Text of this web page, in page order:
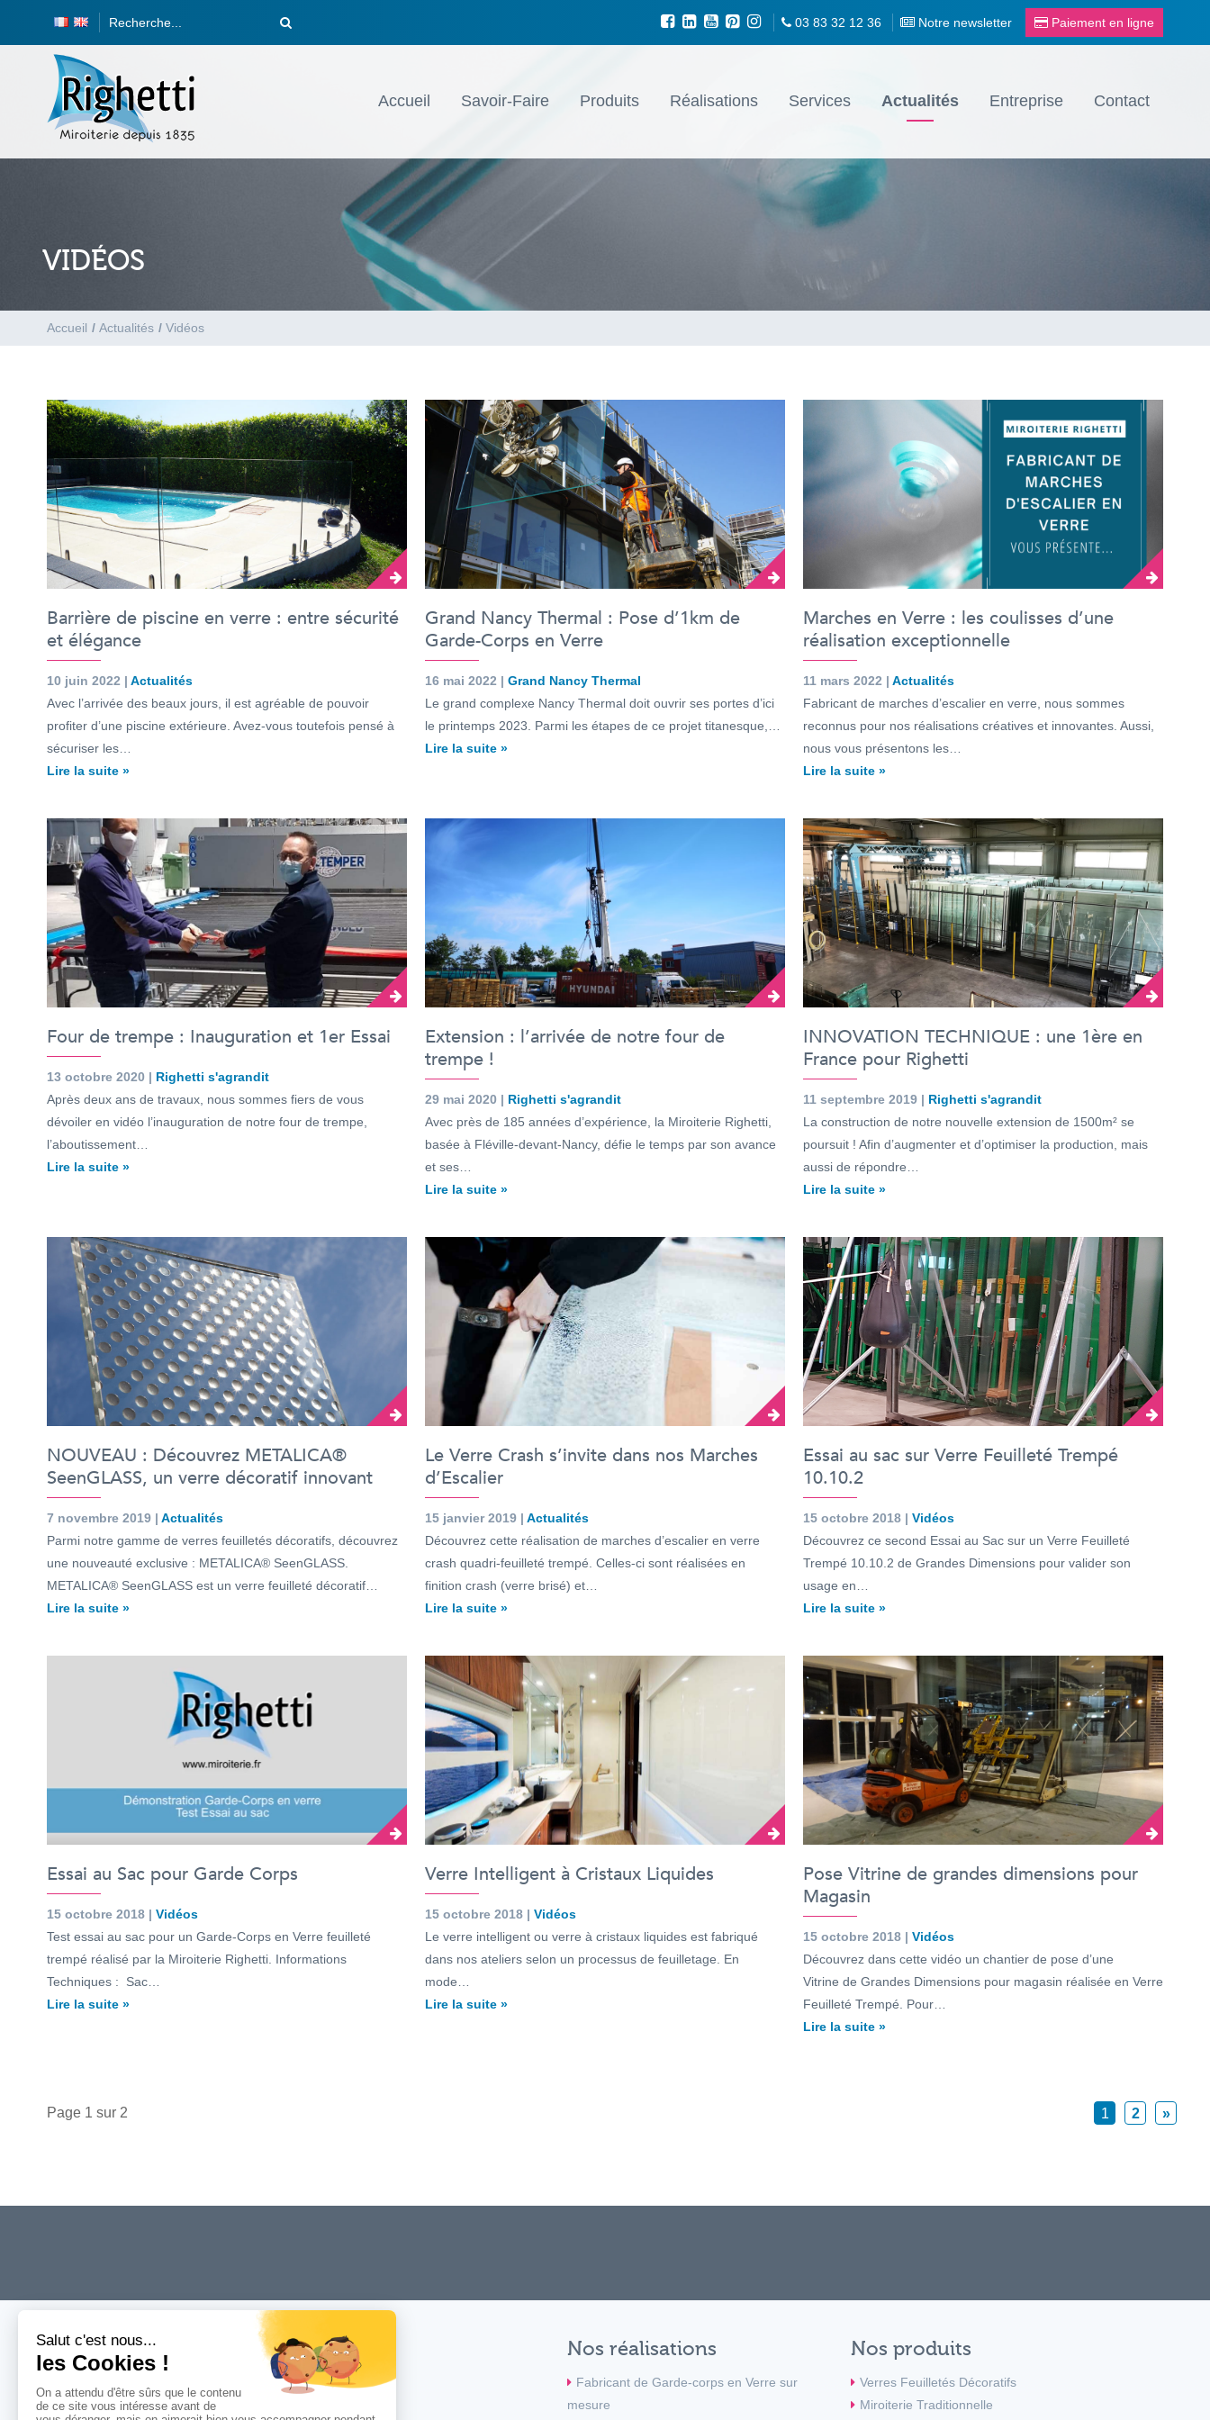
03 83 32 12 36 Notre newsletter Paiement en ligne
Accueil Savoir-Faire Produits Réalisations Services Actualités Entreprise Contact
VIDÉOS
Accueil / Actualités / Vidéos
Barrière de piscine en verre : entre sécurité
et élégance
10 juin 2022 | Actualités
Avec l’arrivée des beaux jours, il est agréable de pouvoir
profiter d’une piscine extérieure. Avez-vous toutefois pensé à
sécuriser les…
Lire la suite »
Grand Nancy Thermal : Pose d’1km de
Garde-Corps en Verre
16 mai 2022 | Grand Nancy Thermal
Le grand complexe Nancy Thermal doit ouvrir ses portes d’ici
le printemps 2023. Parmi les étapes de ce projet titanesque,…
Lire la suite »
Marches en Verre : les coulisses d’une
réalisation exceptionnelle
11 mars 2022 | Actualités
Fabricant de marches d’escalier en verre, nous sommes
reconnus pour nos réalisations créatives et innovantes. Aussi,
nous vous présentons les…
Lire la suite »
Four de trempe : Inauguration et 1er Essai
13 octobre 2020 | Righetti s'agrandit
Après deux ans de travaux, nous sommes fiers de vous
dévoiler en vidéo l’inauguration de notre four de trempe,
l’aboutissement…
Lire la suite »
Extension : l’arrivée de notre four de
trempe !
29 mai 2020 | Righetti s'agrandit
Avec près de 185 années d’expérience, la Miroiterie Righetti,
basée à Fléville-devant-Nancy, défie le temps par son avance
et ses…
Lire la suite »
INNOVATION TECHNIQUE : une 1ère en
France pour Righetti
11 septembre 2019 | Righetti s'agrandit
La construction de notre nouvelle extension de 1500m² se
poursuit ! Afin d’augmenter et d’optimiser la production, mais
aussi de répondre…
Lire la suite »
NOUVEAU : Découvrez METALICA®
SeenGLASS, un verre décoratif innovant
7 novembre 2019 | Actualités
Parmi notre gamme de verres feuilletés décoratifs, découvrez
une nouveauté exclusive : METALICA® SeenGLASS.
METALICA® SeenGLASS est un verre feuilleté décoratif…
Lire la suite »
Le Verre Crash s’invite dans nos Marches
d’Escalier
15 janvier 2019 | Actualités
Découvrez cette réalisation de marches d’escalier en verre
crash quadri-feuilleté trempé. Celles-ci sont réalisées en
finition crash (verre brisé) et…
Lire la suite »
Essai au sac sur Verre Feuilleté Trempé
10.10.2
15 octobre 2018 | Vidéos
Découvrez ce second Essai au Sac sur un Verre Feuilleté
Trempé 10.10.2 de Grandes Dimensions pour valider son
usage en…
Lire la suite »
Essai au Sac pour Garde Corps
15 octobre 2018 | Vidéos
Test essai au sac pour un Garde-Corps en Verre feuilleté
trempé réalisé par la Miroiterie Righetti. Informations
Techniques : Sac…
Lire la suite »
Verre Intelligent à Cristaux Liquides
15 octobre 2018 | Vidéos
Le verre intelligent ou verre à cristaux liquides est fabriqué
dans nos ateliers selon un processus de feuilletage. En
mode…
Lire la suite »
Pose Vitrine de grandes dimensions pour
Magasin
15 octobre 2018 | Vidéos
Découvrez dans cette vidéo un chantier de pose d’une
Vitrine de Grandes Dimensions pour magasin réalisée en Verre
Feuilleté Trempé. Pour…
Lire la suite »
Page 1 sur 2 1 2 »
Menu
Accueil
Nos réalisations
Fabricant de Garde-corps en Verre sur
mesure
Nos produits
Verres Feuilletés Décoratifs
Miroiterie Traditionnelle